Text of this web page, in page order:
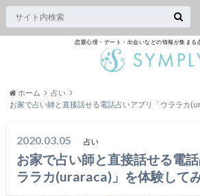
恋愛心理・デート・出会いなどの情報が集まる
ホーム
占い
お家で占い師と直接話せる電話占いアプリ「ウララカ
2020.03.05 占い
お家で占い師と直接話せる電
ララカ(uraraca)」を体験して